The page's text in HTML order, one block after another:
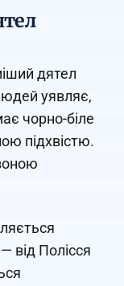
дятел
уявляє,
чорно-біле
підхвістю.
від Полісся